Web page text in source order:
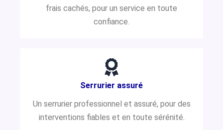
frais cachés, pour un service en toute
confiance.
Serrurier assuré
Un serrurier professionnel et assuré, pour des
interventions fiables et en toute sérénité.